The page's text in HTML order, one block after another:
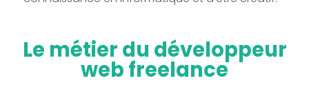
Le métier du développeur
web freelance